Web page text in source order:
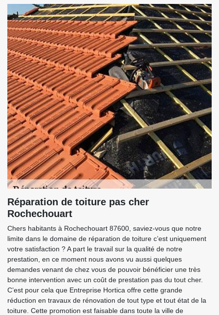
Réparation de toiture pas cher
Rochechouart
Chers habitants à Rochechouart 87600, saviez-vous que notre
limite dans le domaine de réparation de toiture c’est uniquement
votre satisfaction ? A part le travail sur la qualité de notre
prestation, en ce moment nous avons vu aussi quelques
demandes venant de chez vous de pouvoir bénéficier une très
bonne intervention avec un coût de prestation pas du tout cher.
C’est pour cela que Entreprise Hortica offre cette grande
réduction en travaux de rénovation de tout type et tout état de la
toiture. Cette promotion est faisable dans toute la ville de